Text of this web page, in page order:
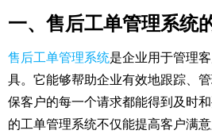
一、售后工单管理系统
售后工单管理系统是企业用于管理
具。它能够帮助企业有效地跟踪、
保客户的每一个请求都能得到及时
的工单管理系统不仅能提高客户满